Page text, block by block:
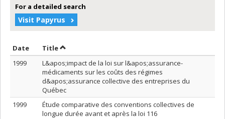
For a detailed search
Visit Papyrus
Date Sort by date in descending order
TitleSort by title in descending order
1999
L&apos;impact de la loi sur l&apos;assurance-
médicaments sur les coûts des régimes
d&apos;assurance collective des entreprises du
Québec
1999
Étude comparative des conventions collectives de
longue durée avant et après la loi 116